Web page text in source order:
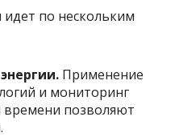
по нескольким
Применение
и мониторинг
позволяют